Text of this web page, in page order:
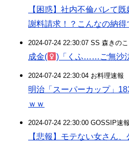
【困惑】社内不倫バレて
謝料請求！？こんなの納得
2024-07-24 22:30:07 SS 森きのこ
成金( )「くふ……ご無沙
2024-07-24 22:30:04 お料理速報
明治「スーパーカップ」
ｗｗ
2024-07-24 22:30:00 GOSSIP速報
【悲報】モテない女さん